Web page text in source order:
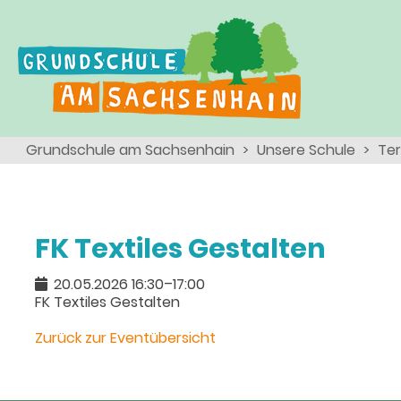
Grundschule am Sachsenhain Unsere Schule
FK Textiles Gestalten
20.05.2026 16:30–17:00
FK Textiles Gestalten
Zurück zur Eventübersicht
Menschen
Kinder
Eltern
Team
Schulsozialarbeit
Schulseelsorge
Wir als Arbeitgeber
Ganztagsschule